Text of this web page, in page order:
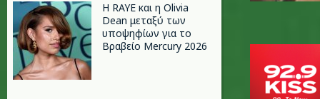
Η RAYE και η Olivia
Dean μεταξύ των
υποψηφίων για το
Βραβείο Mercury 2026